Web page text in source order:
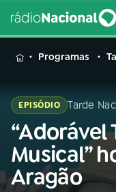
MENU
Buscar
na
Rádio
Nacional
Programas
EPISÓDIO Tarde
“Adorável
Musical”
Aragão